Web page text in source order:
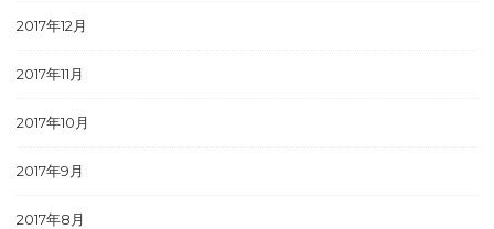
2017年12月
2017年11月
2017年10月
2017年9月
2017年8月